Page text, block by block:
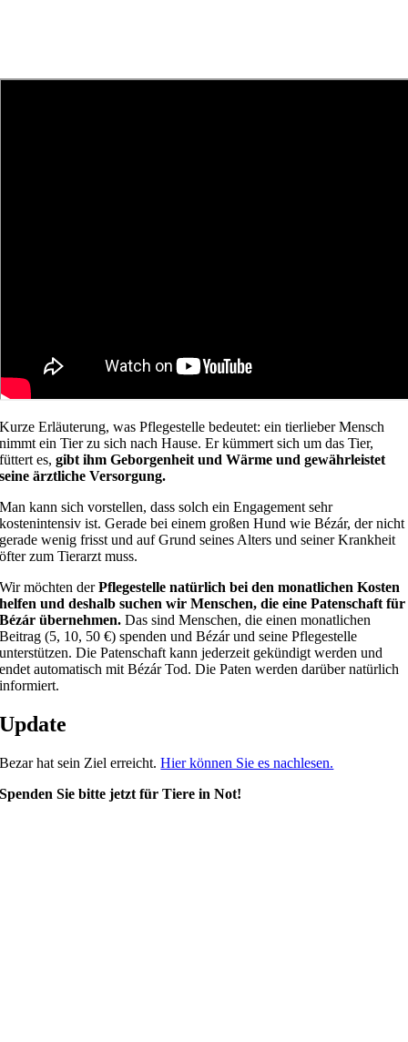
Kurze Erläuterung, was Pflegestelle bedeutet: ein tierlieber Mensch
nimmt ein Tier zu sich nach Hause. Er kümmert sich um das Tier,
füttert es,gibt ihm Geborgenheit und Wärme und gewährleistet
seine ärztliche Versorgung.
Man kann sich vorstellen, dass solch ein Engagement sehr
kostenintensiv ist. Gerade bei einem großen Hund wie Bézár, der nicht
gerade wenig frisst und auf Grund seines Alters und seiner Krankheit
öfter zum Tierarzt muss.
Wir möchten derPflegestelle natürlich bei den monatlichen Kosten
helfen und deshalb suchen wir Menschen, die eine Patenschaft für
Bézár übernehmen. Das sind Menschen, die einen monatlichen
Beitrag (5, 10, 50 €) spenden und Bézár und seine Pflegestelle
unterstützen. Die Patenschaft kann jederzeit gekündigt werden und
endet automatisch mit Bézár Tod. Die Paten werden darüber natürlich
informiert.
Update
Bezar hat sein Ziel erreicht.Hier können Sie es nachlesen.
Spenden Sie bitte jetzt für Tiere in Not!